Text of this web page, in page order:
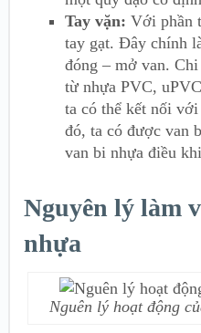
Tay vặn: Với phần
tay gạt. Đây chính
đóng – mở van.
từ nhựa PVC,
ta có thể kết nối
đó, ta có được van
van bi nhựa điều
Nguyên lý làm
nhựa
Nguên lý hoạt động